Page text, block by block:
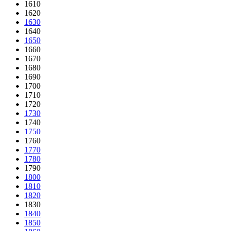
1610
1620
1630
1640
1650
1660
1670
1680
1690
1700
1710
1720
1730
1740
1750
1760
1770
1780
1790
1800
1810
1820
1830
1840
1850